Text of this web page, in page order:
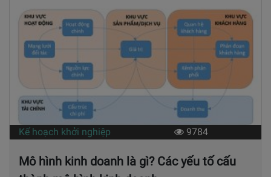
Kế hoạch khởi nghiệp 9784
Mô hình kinh doanh là gì? Các yếu tố cấu